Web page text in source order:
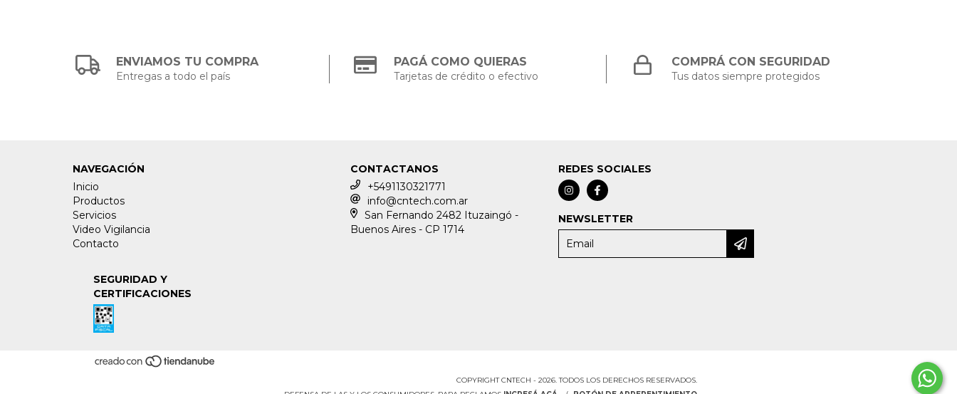
ENVIAMOS TU COMPRA
Entregas a todo el país
PAGÁ COMO QUIERAS
Tarjetas de crédito o efectivo
COMPRÁ CON SEGURIDAD
Tus datos siempre protegidos
NAVEGACIÓN
Inicio
Productos
Servicios
Video Vigilancia
Contacto
CONTACTANOS
+5491130321771
info@cntech.com.ar
San Fernando 2482 Ituzaingó -
Buenos Aires - CP 1714
REDES SOCIALES
NEWSLETTER
SEGURIDAD Y
CERTIFICACIONES
COPYRIGHT CNTECH - 2026. TODOS LOS DERECHOS RESERVADOS.